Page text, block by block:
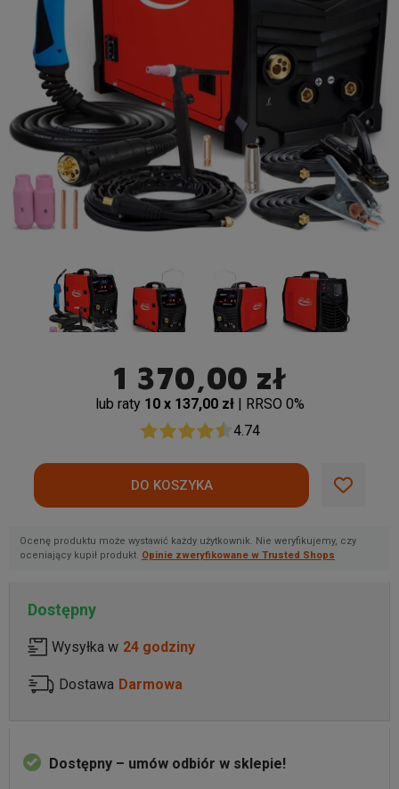
1 370,00 zł
lub raty 10 x 137,00 zł | RRSO 0%
4.74
Ocenę produktu może wystawić każdy użytkownik. Nie weryfikujemy, czy
oceniający kupił produkt. Opinie zweryfikowane w Trusted Shops
Dostępny
Wysyłka w 24 godziny
Dostawa Darmowa
Dostępny – umów odbiór w sklepie!